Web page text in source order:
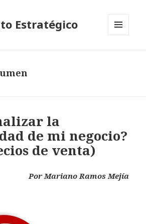
Estratégico
la
de mi negocio?
de venta)
Por Mariano Ramos Mejía